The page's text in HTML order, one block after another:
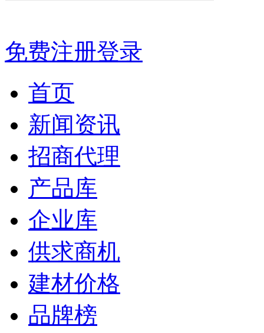
免费注册登录
首页
新闻资讯
招商代理
产品库
企业库
供求商机
建材价格
品牌榜